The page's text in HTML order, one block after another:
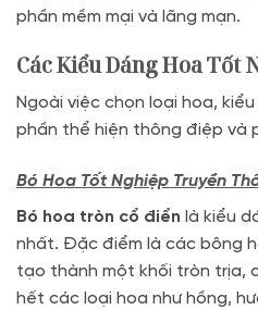
phần mềm mại và lãng mạn.
Các Kiểu Dáng Hoa Tốt
Ngoài việc chọn loại hoa,
phần thể hiện thông điệp và
Bó Hoa Tốt Nghiệp Truyền
Bó hoa tròn cổ điển là kiểu
nhất. Đặc điểm là các bông
tạo thành một khối tròn trịa,
hết các loại hoa như hồng,